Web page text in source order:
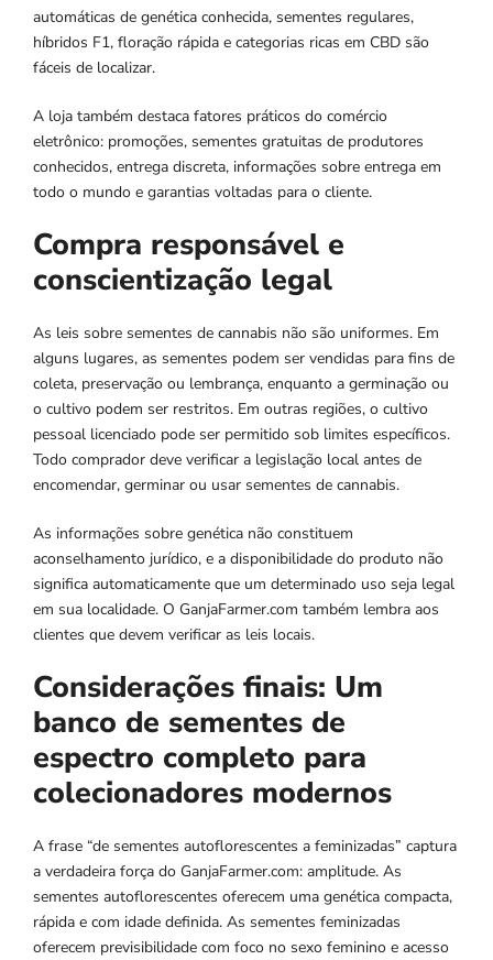
automáticas de genética conhecida, sementes regulares,
híbridos F1, floração rápida e categorias ricas em CBD são
fáceis de localizar.
A loja também destaca fatores práticos do comércio
eletrônico: promoções, sementes gratuitas de produtores
conhecidos, entrega discreta, informações sobre entrega em
todo o mundo e garantias voltadas para o cliente.
Compra responsável e
conscientização legal
As leis sobre sementes de cannabis não são uniformes. Em
alguns lugares, as sementes podem ser vendidas para fins de
coleta, preservação ou lembrança, enquanto a germinação ou
o cultivo podem ser restritos. Em outras regiões, o cultivo
pessoal licenciado pode ser permitido sob limites específicos.
Todo comprador deve verificar a legislação local antes de
encomendar, germinar ou usar sementes de cannabis.
As informações sobre genética não constituem
aconselhamento jurídico, e a disponibilidade do produto não
significa automaticamente que um determinado uso seja legal
em sua localidade. O GanjaFarmer.com também lembra aos
clientes que devem verificar as leis locais.
Considerações finais: Um
banco de sementes de
espectro completo para
colecionadores modernos
A frase “de sementes autoflorescentes a feminizadas” captura
a verdadeira força do GanjaFarmer.com: amplitude. As
sementes autoflorescentes oferecem uma genética compacta,
rápida e com idade definida. As sementes feminizadas
oferecem previsibilidade com foco no sexo feminino e acesso